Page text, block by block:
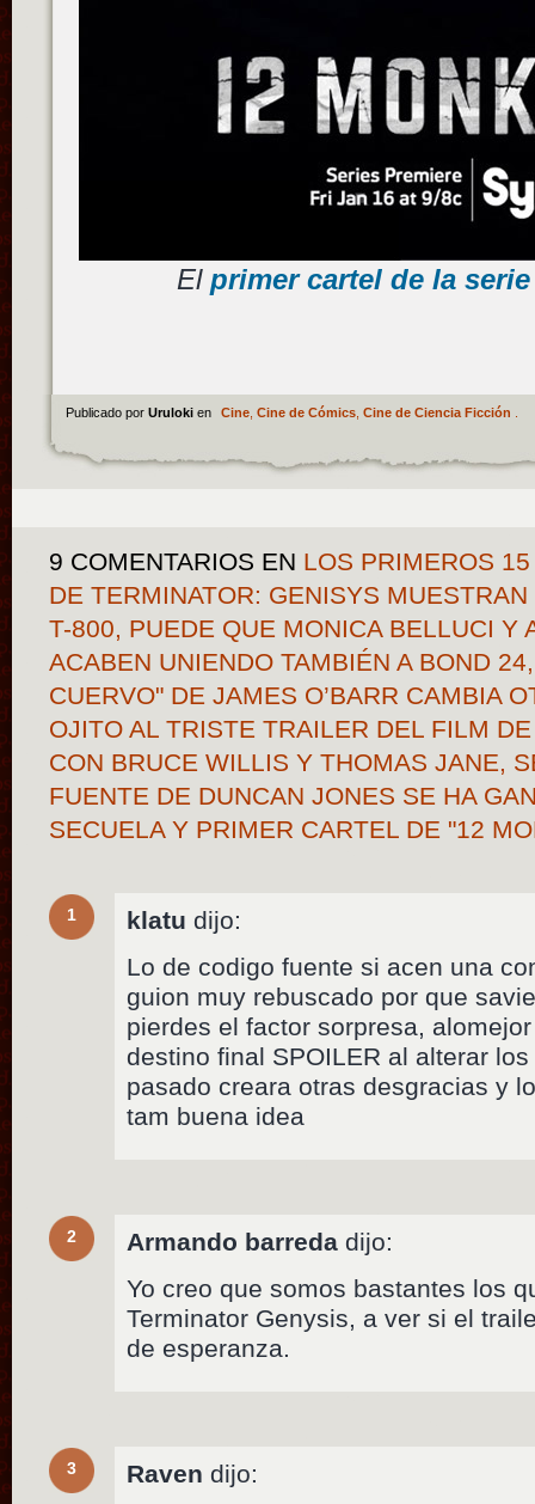
Elprimer cartel de la
Publicado por Uruloki en Cine, Cine de Cómics, Cine de Ciencia Ficción
9 COMENTARIOS EN LOS PRIMEROS
DE TERMINATOR: GENISYS
T-800, PUEDE QUE MONICA BELLUCI Y
ACABEN UNIENDO TAMBIÉN A BOND
CUERVO" DE JAMES O’BARR CAMBIA
OJITO AL TRISTE TRAILER DEL FILM
CON BRUCE WILLIS Y THOMAS JANE,
FUENTE DE DUNCAN JONES SE HA
SECUELA Y PRIMER CARTEL DE "12
1 klatu dijo:
Lo de codigo fuente si acen una
guion muy rebuscado por que
pierdes el factor sorpresa,
destino final SPOILER al alterar
pasado creara otras desgracias y
tam buena idea
2 Armando barreda dijo:
Yo creo que somos bastantes los
Terminator Genysis, a ver si el
de esperanza.
3 Raven dijo: